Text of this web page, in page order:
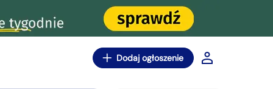
Dodaj ogłoszenie